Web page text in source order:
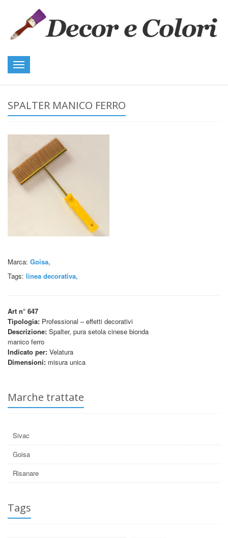
Toggle
navigation
SPALTER MANICO FERRO
Marca: Goisa,
Tags: linea decorativa,
Art n° 647
Tipologia: Professional – effetti decorativi
Descrizione: Spalter, pura setola cinese bionda
manico ferro
Indicato per: Velatura
Dimensioni: misura unica
Marche trattate
Sivac
Goisa
Risanare
Tags